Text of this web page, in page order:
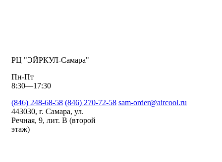
РЦ "ЭЙРКУЛ-Самара"
Пн-Пт
8:30—17:30
(846) 248-68-58 (846) 270-72-58 sam-order@aircool.ru
443030, г. Самара, ул.
Речная, 9, лит. В (второй
этаж)